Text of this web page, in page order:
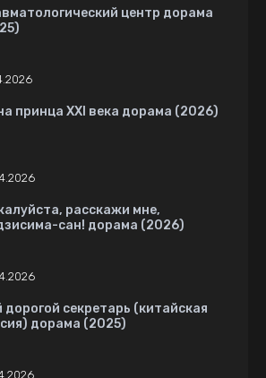
центр дорама
принца XXI века дорама (2026)
расскажи мне,
сан! дорама (2026)
дорогой секретарь (китайская
дорама (2025)